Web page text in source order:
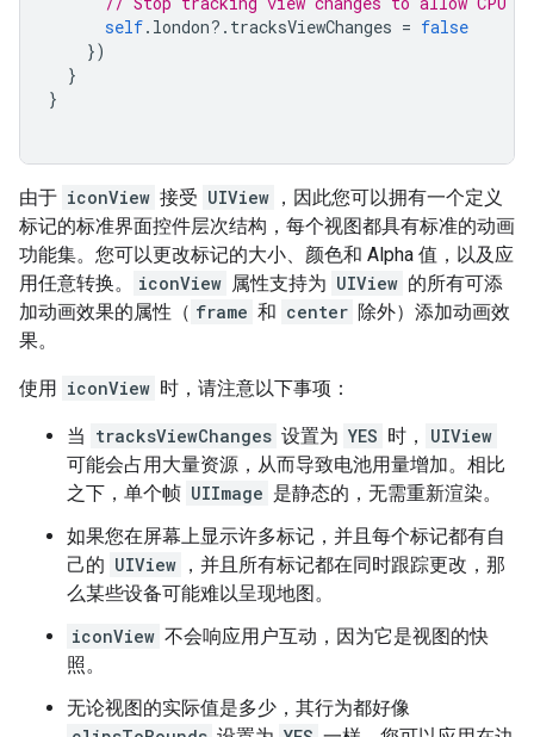
self. london?. tracksViewChanges = false
})
}
}
由于 iconView 接受 UIView ，因此您可以拥有一个定义
标记的标准界面控件层次结构，每个视图都具有标准的动画
功能集。您可以更改标记的大小、颜色和 Alpha 值，以及应
用任意转换。
iconView 属性支持为 UIView 的所有可添
加动画效果的属性（ frame 和 center 除外）添加动画效
果。
使用 iconView 时，请注意以下事项：
当 tracksViewChanges 设置为 YES 时，
UIView
可能会占用大量资源，从而导致电池用量增加。相比
之下，单个帧 UIImage 是静态的，无需重新渲染。
如果您在屏幕上显示许多标记，并且每个标记都有自
己的 UIView ，并且所有标记都在同时跟踪更改，那
么某些设备可能难以呈现地图。
iconView 不会响应用户互动，因为它是视图的快
照。
无论视图的实际值是多少，其行为都好像